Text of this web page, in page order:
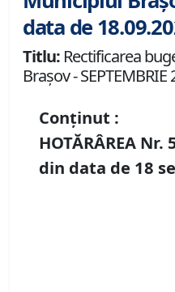
data de
Titlu: Rectificarea
Braşov - SEPTEMBRIE
Conținut :
HOTĂRÂREA Nr.
din data de 18